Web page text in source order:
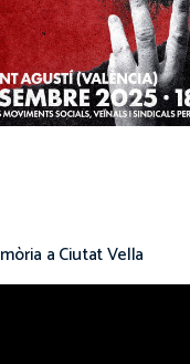
a Ciutat Vella